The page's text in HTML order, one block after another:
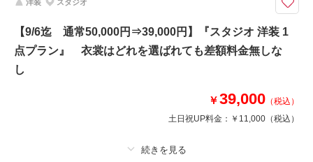
撮影場所までの移動費や使用料も当方で負担◎！
相談予約する
来店・オンライン
撮影日の空き
を確認する
洋装 スタジオ
【9/6迄 通常50,000円⇒39,000円】『スタジオ 洋装 1
点プラン』 衣裳はどれを選ばれても差額料金無しな
し
￥39,000 （税込）
土日祝UP料金： ￥11,000 （税込）